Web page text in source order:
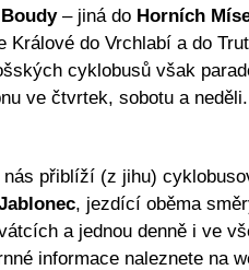
– jiná do Horních
do Vrchlabí a do
cyklobusů však
ve čtvrtek, sobotu a
přiblíží (z jihu)
, jezdící oběma
a jednou denně i ve
informace naleznete na